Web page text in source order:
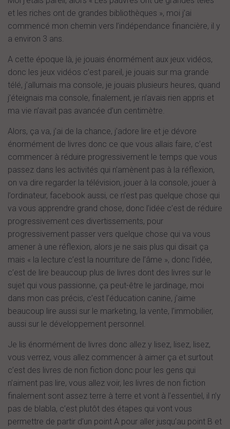
et les riches ont de grandes bibliothèques », moi j’ai
commencé mon chemin vers l’indépendance financière, il y
a environ 3 ans.
A cette époque là, je jouais énormément aux jeux vidéos,
donc les jeux vidéos c’est pareil, je jouais sur ma grande
télé, j’allumais ma console, je jouais plusieurs heures, quand
j’éteignais ma console, finalement, je n’avais rien appris et
ma vie n’avait pas avancée d’un centimètre.
Alors, ça va, j’ai de la chance, j’adore lire et je dévore
énormément de livres donc ce que vous allais faire, c’est
commencer à réduire progressivement le temps que vous
passez dans les activités qui n’amènent pas à la réflexion,
on va dire regarder la télévision, jouer à la console, jouer à
l’ordinateur, facebook aussi, ce n’est pas quelque chose qui
va vous apprendre grand chose, donc l’idée c’est de réduire
progressivement ces divertissements, pour
progressivement passer vers quelque chose qui va vous
amener à une réflexion, alors je ne sais plus qui disait ça
mais « la lecture c’est la nourriture de l’âme », donc l’idée,
c’est de lire beaucoup plus de livres dont des livres sur le
sujet qui vous passionne, ça peut-être le jardinage, moi
dans mon cas précis, c’est l’éducation canine, j’aime
beaucoup lire aussi sur le marketing, la vente, l’immobilier,
aussi sur le développement personnel.
Je lis énormément de livres donc allez y lisez, lisez, lisez,
vous verrez, vous allez commencer à aimer ça et surtout
c’est des livres de non fiction donc pour les gens qui
n’aiment pas lire, vous allez voir, les livres de non fiction
finalement sont assez terre à terre et vont à l’essentiel, il n’y
pas de blabla, c’est plutôt des étapes qui vont vous
permettre de partir d’un point A pour aller jusqu’au point B et